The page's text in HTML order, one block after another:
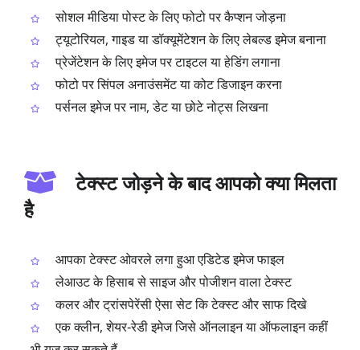
सोशल मीडिया पोस्ट के लिए फोटो पर कैप्शन जोड़ना
ट्यूटोरियल, गाइड या डॉक्यूमेंटेशन के लिए लेबल्ड इमेज बनाना
प्रेजेंटेशन के लिए इमेज पर टाइटल या हेडिंग लगाना
फोटो पर सिंपल अनाउंसमेंट या कोट डिजाइन करना
पर्सनल इमेज पर नाम, डेट या छोटे नोट्स लिखना
टेक्स्ट जोड़ने के बाद आपको क्या मिलता
है
आपका टेक्स्ट ओवरले लगा हुआ एडिटेड इमेज फाइल
लेआउट के हिसाब से साइज और पोजीशन वाला टेक्स्ट
कलर और ट्रांसपेरेंसी ऐसा सेट कि टेक्स्ट और साफ दिखे
एक क्लीन, शेयर‑रेडी इमेज जिसे ऑनलाइन या ऑफलाइन कहीं